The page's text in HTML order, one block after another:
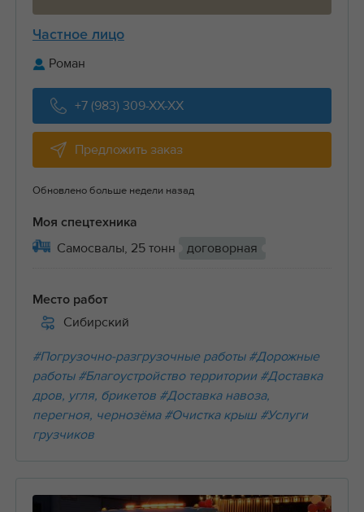
Частное лицо
Роман
+7 (983) 309-XX-XX
Предложить заказ
Обновлено больше недели назад
Моя спецтехника
Самосвалы, 25 тонн договорная
Место работ
Сибирский
#Погрузочно-разгрузочные работы #Дорожные
работы #Благоустройство территории #Доставка
дров, угля, брикетов #Доставка навоза,
перегноя, чернозёма #Очистка крыш #Услуги
грузчиков